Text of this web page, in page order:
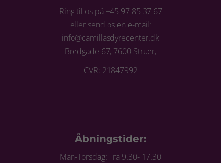
Ring til os på +45 97 85 37 67
eller send os en e-mail:
info@camillasdyrecenter.dk
Bredgade 67, 7600 Struer,
CVR: 21847992
Åbningstider:
Man-Torsdag: Fra 9.30- 17.30